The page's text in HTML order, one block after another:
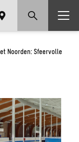
Noorden: Sfeervolle